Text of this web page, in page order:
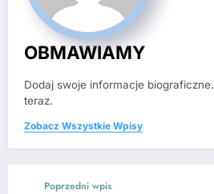
OBMAWIAMY
Dodaj swoje informacje biograficzne.
teraz.
Zobacz Wszystkie Wpisy
Poprzedni wpis